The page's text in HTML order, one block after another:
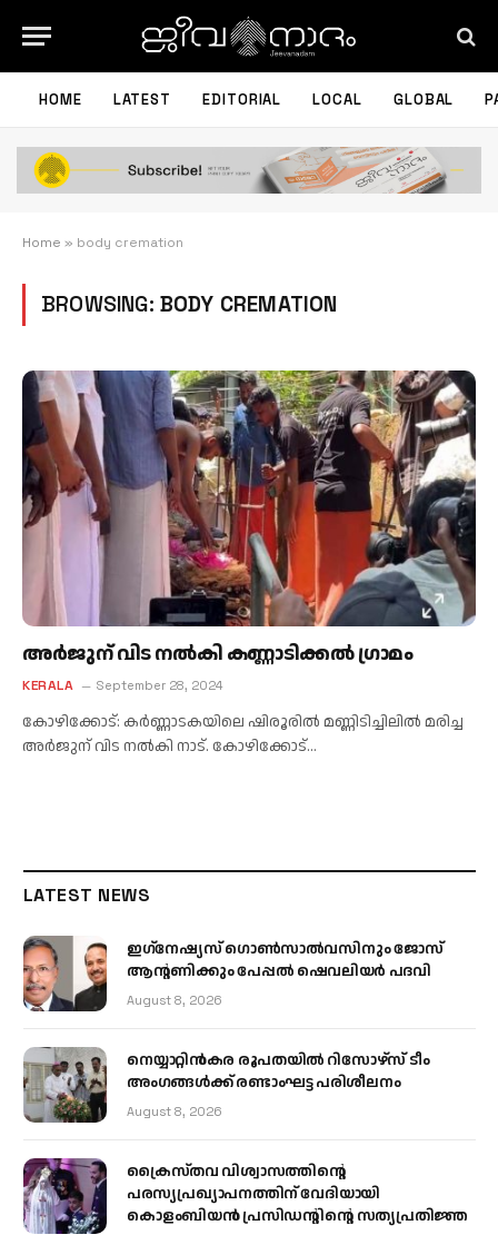
HOME LATEST EDITORIAL LOCAL GLOBAL
Home » body cremation
BROWSING: BODY CREMATION
അർജുന് വിട നൽകി കണ്ണാടിക്കൽ ഗ്രാമം
KERALA September 28, 2024
കോഴിക്കോട്: കർണ്ണാടകയിലെ ഷിരൂരിൽ മണ്ണിടിച്ചിലിൽ മരിച്ച
അർജുന് വിട നല്‍കി നാട്. കോഴിക്കോട്…
LATEST NEWS
ഇഗ്‌നേഷ്യസ് ഗൊൺസാൽവസിനും ജോസ്
ആന്റണിക്കും പേപ്പൽ ഷെവലിയർ പദവി
August 8, 2026
നെയ്യാറ്റിൻകര രൂപതയിൽ റിസോഴ്സ് ടീം
അംഗങ്ങൾക്ക് രണ്ടാംഘട്ട പരിശീലനം
August 8, 2026
ക്രൈസ്തവ വിശ്വാസത്തിന്റെ
പരസ്യപ്രഖ്യാപനത്തിന് വേദിയായി
കൊളംബിയൻ പ്രസിഡന്റിന്റെ സത്യപ്രതിജ്ഞ